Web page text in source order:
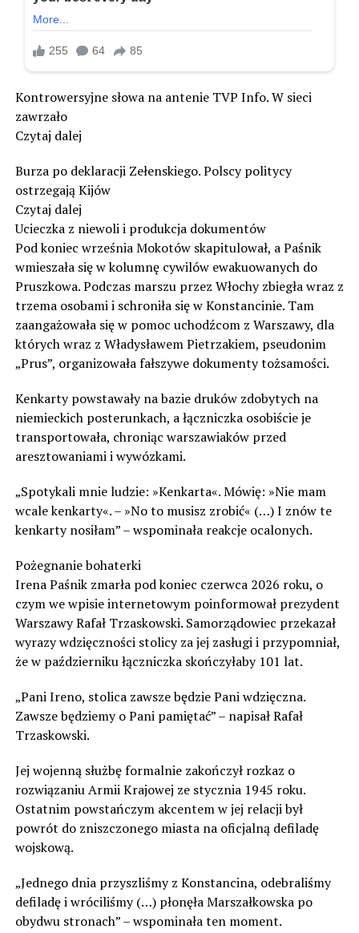
Kontrowersyjne słowa na antenie TVP Info. W sieci
zawrzało
Czytaj dalej
Burza po deklaracji Zełenskiego. Polscy politycy
ostrzegają Kijów
Czytaj dalej
Ucieczka z niewoli i produkcja dokumentów
Pod koniec września Mokotów skapitulował, a Paśnik
wmieszała się w kolumnę cywilów ewakuowanych do
Pruszkowa. Podczas marszu przez Włochy zbiegła wraz z
trzema osobami i schroniła się w Konstancinie. Tam
zaangażowała się w pomoc uchodźcom z Warszawy, dla
których wraz z Władysławem Pietrzakiem, pseudonim
„Prus”, organizowała fałszywe dokumenty tożsamości.
Kenkarty powstawały na bazie druków zdobytych na
niemieckich posterunkach, a łączniczka osobiście je
transportowała, chroniąc warszawiaków przed
aresztowaniami i wywózkami.
„Spotykali mnie ludzie: »Kenkarta«. Mówię: »Nie mam
wcale kenkarty«. – »No to musisz zrobić« (…) I znów te
kenkarty nosiłam” – wspominała reakcje ocalonych.
Pożegnanie bohaterki
Irena Paśnik zmarła pod koniec czerwca 2026 roku, o
czym we wpisie internetowym poinformował prezydent
Warszawy Rafał Trzaskowski. Samorządowiec przekazał
wyrazy wdzięczności stolicy za jej zasługi i przypomniał,
że w październiku łączniczka skończyłaby 101 lat.
„Pani Ireno, stolica zawsze będzie Pani wdzięczna.
Zawsze będziemy o Pani pamiętać” – napisał Rafał
Trzaskowski.
Jej wojenną służbę formalnie zakończył rozkaz o
rozwiązaniu Armii Krajowej ze stycznia 1945 roku.
Ostatnim powstańczym akcentem w jej relacji był
powrót do zniszczonego miasta na oficjalną defiladę
wojskową.
„Jednego dnia przyszliśmy z Konstancina, odebraliśmy
defiladę i wróciliśmy (…) płonęła Marszałkowska po
obydwu stronach” – wspominała ten moment.